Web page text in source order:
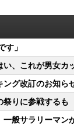
す」
い、これが男女カ
ング改訂のお知ら
りに参戦するも
一般サラリーマ